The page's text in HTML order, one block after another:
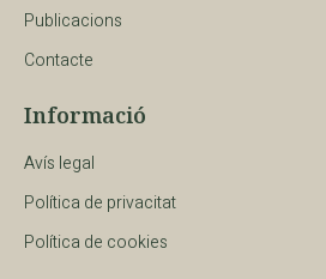
Publicacions
Contacte
Informació
Avís legal
Política de privacitat
Política de cookies